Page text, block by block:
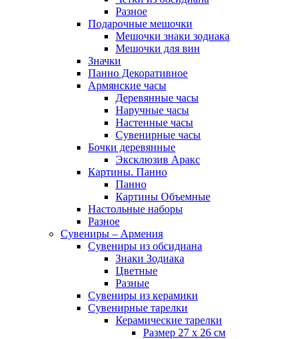
Разное
Подарочные мешочки
Мешочки знаки зодиака
Мешочки для вин
Значки
Панно Декоративное
Армянские часы
Деревянные часы
Наручные часы
Настенные часы
Сувенирные часы
Бочки деревянные
Эксклюзив Аракс
Картины. Панно
Панно
Картины Объемные
Настольные наборы
Разное
Сувениры – Армения
Сувениры из обсидиана
Знаки Зодиака
Цветные
Разные
Сувениры из керамики
Сувенирные тарелки
Керамические тарелки
Размер 27 х 26 см